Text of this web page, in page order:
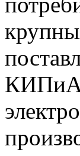
КИПиА,